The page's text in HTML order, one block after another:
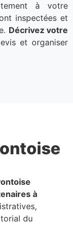
à votre
inspectées et
Décrivez votre
et organiser
à
du